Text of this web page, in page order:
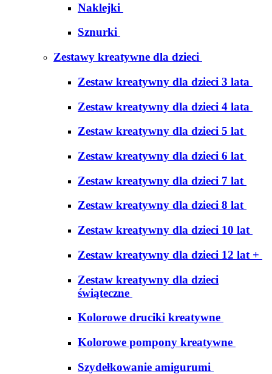
Naklejki
Sznurki
Zestawy kreatywne dla dzieci
Zestaw kreatywny dla dzieci 3 lata
Zestaw kreatywny dla dzieci 4 lata
Zestaw kreatywny dla dzieci 5 lat
Zestaw kreatywny dla dzieci 6 lat
Zestaw kreatywny dla dzieci 7 lat
Zestaw kreatywny dla dzieci 8 lat
Zestaw kreatywny dla dzieci 10 lat
Zestaw kreatywny dla dzieci 12 lat +
Zestaw kreatywny dla dzieci
świąteczne
Kolorowe druciki kreatywne
Kolorowe pompony kreatywne
Szydełkowanie amigurumi